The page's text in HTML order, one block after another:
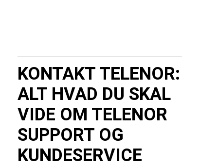
KONTAKT TELENOR:
ALT HVAD DU SKAL
VIDE OM TELENOR
SUPPORT OG
KUNDESERVICE